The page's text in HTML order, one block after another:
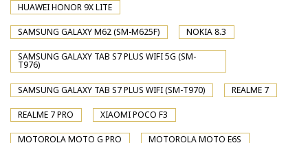
HUAWEI HONOR 9X LITE
SAMSUNG GALAXY M62 (SM-M625F) NOKIA 8.3
SAMSUNG GALAXY TAB S7 PLUS WIFI 5G (SM-
T976)
SAMSUNG GALAXY TAB S7 PLUS WIFI (SM-T970) REALME 7
REALME 7 PRO XIAOMI POCO F3
MOTOROLA MOTO G PRO MOTOROLA MOTO E6S